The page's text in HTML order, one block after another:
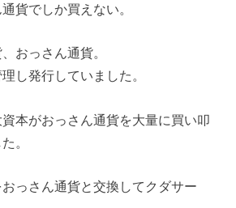
貨でしか買えない。
おっさん通貨。
し発行していました。
本がおっさん通貨を大量に買い叩
。
っさん通貨と交換してクダサー